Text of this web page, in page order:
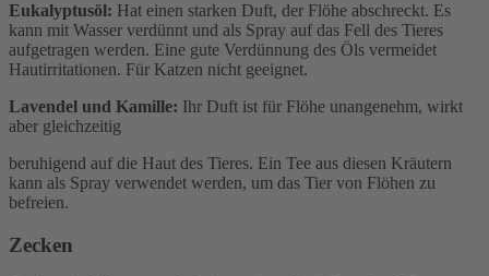
Eukalyptusöl: Hat einen starken Duft, der Flöhe abschreckt. Es
kann mit Wasser verdünnt und als Spray auf das Fell des Tieres
aufgetragen werden. Eine gute Verdünnung des Öls vermeidet
Hautirritationen. Für Katzen nicht geeignet.
Lavendel und Kamille: Ihr Duft ist für Flöhe unangenehm, wirkt
aber gleichzeitig
beruhigend auf die Haut des Tieres. Ein Tee aus diesen Kräutern
kann als Spray verwendet werden, um das Tier von Flöhen zu
befreien.
Zecken